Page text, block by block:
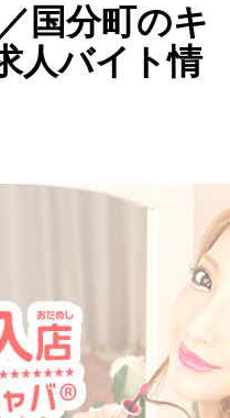
国分町のキ
人バイト情